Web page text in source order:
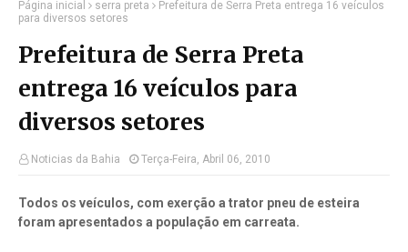
Página inicial serra preta
Prefeitura de Serra Preta entrega 16 veículos
para diversos setores
Prefeitura de Serra Preta
entrega 16 veículos para
diversos setores
Noticias da Bahia Terça-Feira, Abril 06, 2010
Todos os veículos, com exerção a trator pneu de esteira
foram apresentados a população em carreata.